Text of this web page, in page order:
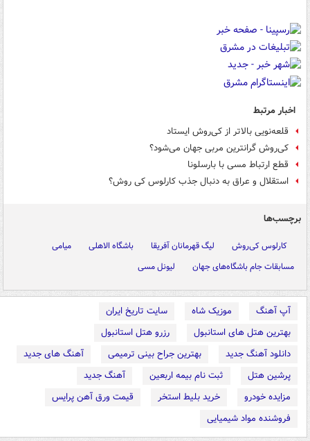
اخبار مرتبط
قلعه‌نویی بالاتر از کی‌روش ایستاد
کی‌روش گرانترین مربی جهان می‌شود؟
قطع ارتباط مسی با بارسلونا
استقلال و عراق به دنبال جذب کارلوس کی روش؟
برچسب‌ها
کارلوس کی‌روش لیگ قهرمانان آفریقا باشگاه الاهلی
میامی
مسابقات جام باشگاه‌های جهان
لیونل مسی
آپ آهنگ موزیک شاه
سایت تاریخ ایران
بهترین هتل های استانبول
رزرو هتل استانبول
دانلود آهنگ جدید
بهترین جراح بینی ترمیمی
آهنگ های جدید
پرشین هتل
ثبت نام بیمه اربعین
آهنگ جدید
مزایده خودرو
خرید بلیط استخر
قیمت ورق آهن پرایس
فروشنده مواد شیمیایی